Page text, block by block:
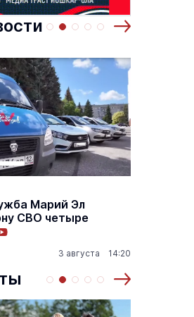
Марий Эл
СВО четыре
3 августа 14:20